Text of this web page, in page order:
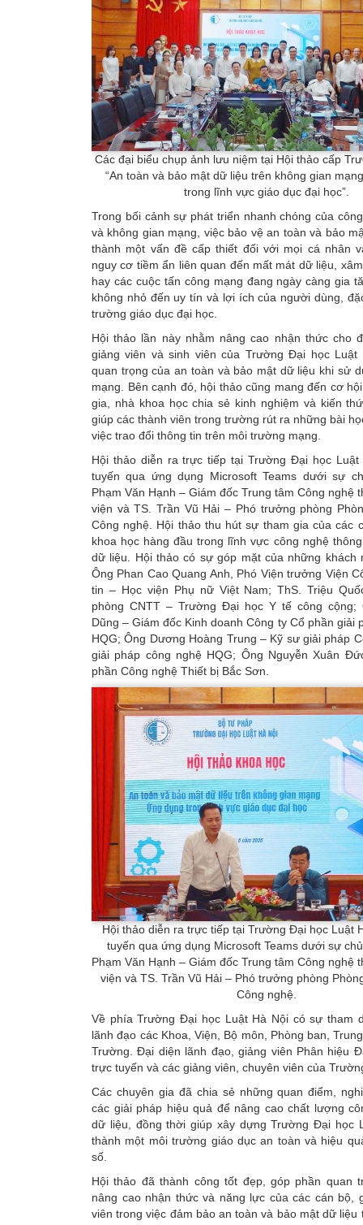
Các đại biểu chụp ảnh lưu niệm tại Hội thảo cấp
“An toàn và bảo mật dữ liệu trên không gian
trong lĩnh vực giáo dục đại học”.
Trong bối cảnh sự phát triển nhanh chóng của
và không gian mạng, việc bảo vệ an toàn và bảo
thành một vấn đề cấp thiết đối với mọi cá nhân
nguy cơ tiềm ẩn liên quan đến mất mát dữ liệu,
hay các cuộc tấn công mạng đang ngày càng gia
không nhỏ đến uy tín và lợi ích của người dùng,
trường giáo dục đại học.
Hội thảo lần này nhằm nâng cao nhận thức cho
giảng viên và sinh viên của Trường Đại học Luật
quan trọng của an toàn và bảo mật dữ liệu khi sử
mạng. Bên cạnh đó, hội thảo cũng mang đến cơ
gia, nhà khoa học chia sẻ kinh nghiệm và kiến
giúp các thành viên trong trường rút ra những bài
việc trao đổi thông tin trên môi trường mạng.
Hội thảo diễn ra trực tiếp tại Trường Đại học Luật
tuyến qua ứng dụng Microsoft Teams dưới sự
Phạm Văn Hạnh – Giám đốc Trung tâm Công nghệ
viện và TS. Trần Vũ Hải – Phó trưởng phòng
Công nghệ. Hội thảo thu hút sự tham gia của các
khoa học hàng đầu trong lĩnh vực công nghệ
dữ liệu. Hội thảo có sự góp mặt của những khách
Ông Phan Cao Quang Anh, Phó Viện trưởng Viện
tin – Học viện Phụ nữ Việt Nam; ThS. Triệu
phòng CNTT – Trường Đại học Y tế công cộng;
Dũng – Giám đốc Kinh doanh Công ty Cổ phần giải
HQG; Ông Dương Hoàng Trung – Kỹ sư giải pháp
giải pháp công nghệ HQG; Ông Nguyễn Xuân
phần Công nghệ Thiết bị Bắc Sơn.
Hội thảo diễn ra trực tiếp tại Trường Đại học Luật
tuyến qua ứng dụng Microsoft Teams dưới sự
Phạm Văn Hạnh – Giám đốc Trung tâm Công nghệ
viện và TS. Trần Vũ Hải – Phó trưởng phòng
Công nghệ.
Về phía Trường Đại học Luật Hà Nội có sự tham
lãnh đạo các Khoa, Viện, Bộ môn, Phòng ban,
Trường. Đại diện lãnh đạo, giảng viên Phân hiệu
trực tuyến và các giảng viên, chuyên viên của
Các chuyên gia đã chia sẻ những quan điểm,
các giải pháp hiệu quả để nâng cao chất lượng
dữ liệu, đồng thời giúp xây dựng Trường Đại học
thành một môi trường giáo dục an toàn và hiệu
số.
Hội thảo đã thành công tốt đẹp, góp phần quan
nâng cao nhận thức và năng lực của các cán bộ,
viên trong việc đảm bảo an toàn và bảo mật dữ liệu